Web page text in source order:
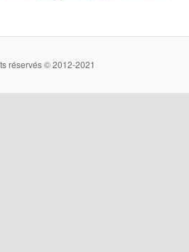
réservés © 2012-2021